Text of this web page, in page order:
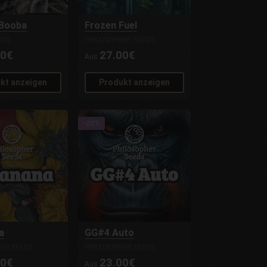
anzeigen
Frozen Fuel
Aus 27.00€
Produkt anzeigen
GG#4 Auto
Aus 23.00€